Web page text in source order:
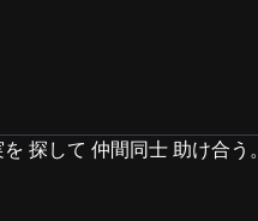
探して 仲間同士 助け合う。